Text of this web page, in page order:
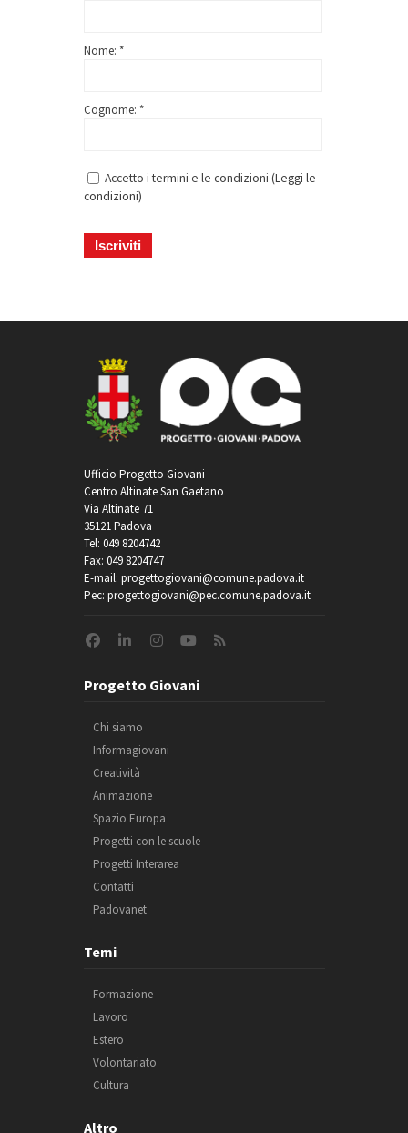
Nome: *
Cognome: *
Accetto i termini e le condizioni (Leggi le
condizioni)
Ufficio Progetto Giovani
Centro Altinate San Gaetano
Via Altinate 71
35121 Padova
Tel: 049 8204742
Fax: 049 8204747
E-mail: progettogiovani@comune.padova.it
Pec: progettogiovani@pec.comune.padova.it
Progetto Giovani
Chi siamo
Informagiovani
Creatività
Animazione
Spazio Europa
Progetti con le scuole
Progetti Interarea
Contatti
Padovanet
Temi
Formazione
Lavoro
Estero
Volontariato
Cultura
Altro